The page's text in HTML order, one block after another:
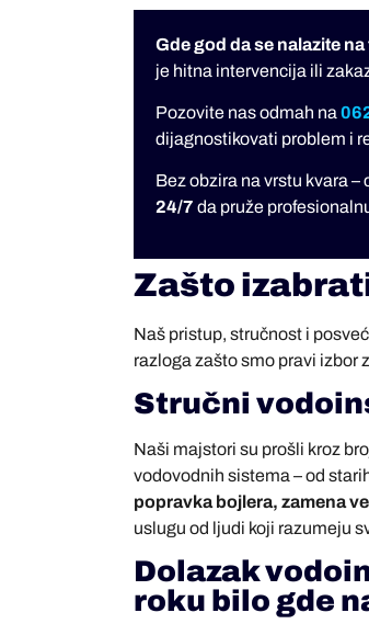
Gde god da se nalazite
je hitna intervencija ili
Pozovite nas odmah na
dijagnostikovati problem i
Bez obzira na vrstu kvara
24/7 da pruže
Zašto
Naš pristup, stručnost i
razloga zašto smo pravi izbor
Stručni
Naši majstori su prošli kroz
vodovodnih sistema – od
popravka bojlera, zamena
uslugu od ljudi koji razumeju
Dolazak
roku bilo gde